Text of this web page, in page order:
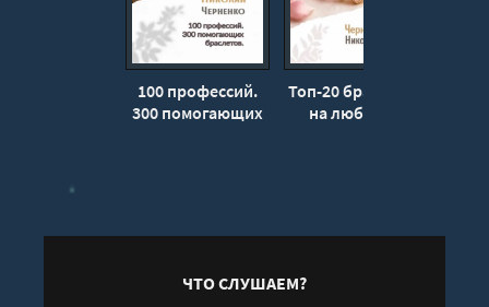
100 профессий.
300 помогающих
Топ-20 браслетов
на любовь и
ЧТО СЛУШАЕМ?